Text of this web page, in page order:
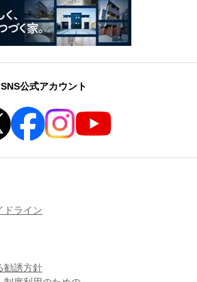
SNS公式アカウント
ドライン
勧誘方針